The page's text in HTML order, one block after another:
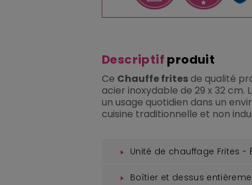
Descriptif produit
Ce Chauffe fritesde qualité
acier inoxydable de 29 x 32 cm.
un usage quotidien dans un
cuisine traditionnelle et non
Unité de chauffage Frites -
Boîtier et dessus